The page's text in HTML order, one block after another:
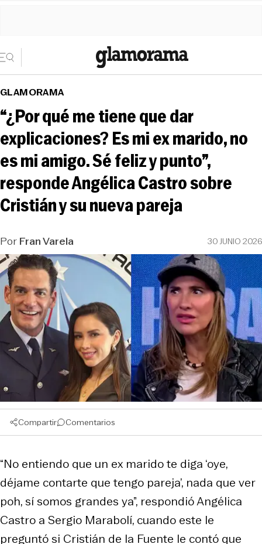
GLAMORAMA
“¿Por qué me tiene que dar
explicaciones? Es mi ex marido, no
es mi amigo. Sé feliz y punto”,
responde Angélica Castro sobre
Cristián y su nueva pareja
PorFran Varela 30 JUNIO 2026
Compartir Comentarios
“No entiendo que un ex marido te diga ‘oye,
déjame contarte que tengo pareja’, nada que ver
poh, sí somos grandes ya”, respondió Angélica
Castro a Sergio Marabolí, cuando este le
preguntó si Cristián de la Fuente le contó que